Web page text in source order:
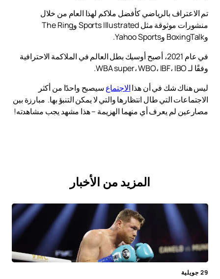
تم الاعتراف بالرياضي كأفضل ملاكم لهذا العام من خلال
منشورات موثوقة مثل Sports Illustrated وThe Ring
وBoxingTalk وYahoo Sports.
في عام 2021، أصبح أوسيك بطل العالم في الملاكمة الاحترافية
وفقًا لـ WBA super، WBO، IBF، IBO.
ليس هناك شك في أن هذاالاجتماع سيصبح واحدًا من أكثر
الاجتماعات التي طال انتظارها والتي لا يمكن التنبؤ بها. مبارزة بين
مصارعين لم يعرف أي منهما الهزيمة – هذا مشهد يجب مشاهدته!
المزيد من الأخبار
29 جويلية